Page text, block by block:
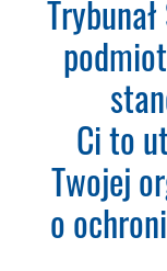
a na
fakturę
Dopiero
–
momentu
Ci to
Twojej
o